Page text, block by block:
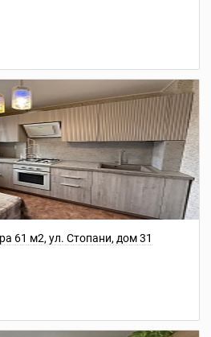
61 м2, ул. Стопани, дом 31